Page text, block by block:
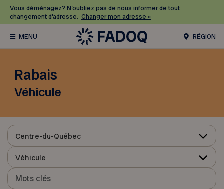
Vous déménagez? N’oubliez pas de nous informer de tout
changement d’adresse. Changer mon adresse »
RÉGION
Rabais
Véhicule
Centre-du-Québec
Véhicule